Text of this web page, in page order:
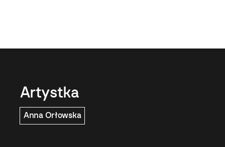
Artystka
Anna Orłowska